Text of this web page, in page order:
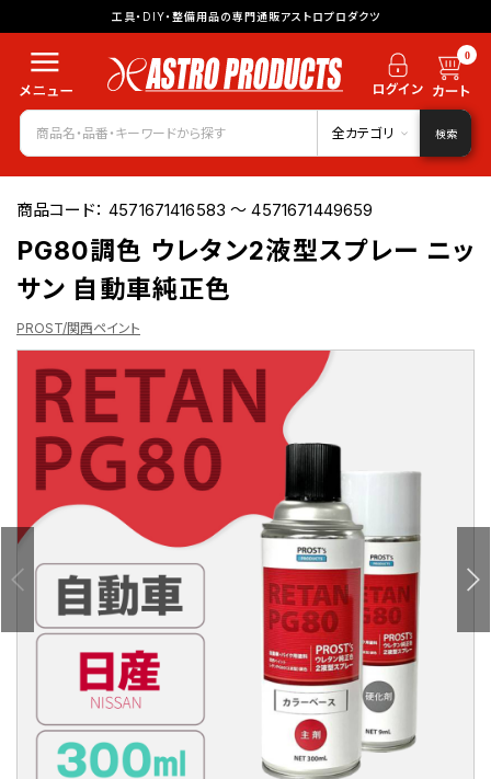
工具・DIY・整備用品の専門通販アストロプロダクツ
0
全カテゴリ 検索
商品コード：4571671416583 ～ 4571671449659
PG80調色 ウレタン2液型スプレー ニッ
サン 自動車純正色
PROST/関西ペイント